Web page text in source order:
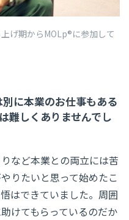
げ期からMOLp®に参加して
に本業のお仕事もある
難しくありませんでし
など本業との両立には苦
りたいと思って始めたこ
はできていました。周囲
けてもらっているのだか